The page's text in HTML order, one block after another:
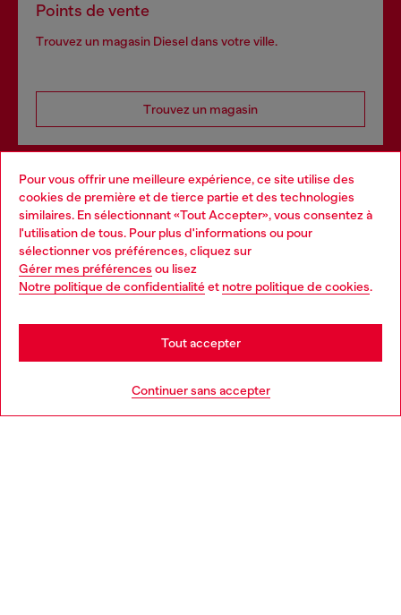
Pour vous offrir une meilleure expérience, ce site utilise des
cookies de première et de tierce partie et des technologies
similaires. En sélectionnant «Tout Accepter», vous consentez à
l'utilisation de tous. Pour plus d'informations ou pour
sélectionner vos préférences, cliquez sur
Gérer mes préférences ou lisez
Notre politique de confidentialitéet notre politique de cookies.
Continuer sans accepter
Tout accepter
Points de vente
Trouvez un magasin Diesel dans votre ville.
Trouvez un magasin
Services omnicanaux
Découvrez tous nos services, en ligne et en magasin.
En savoir plus
Choose your location
You are currently browsing France website, but it seems you
may be based in United States